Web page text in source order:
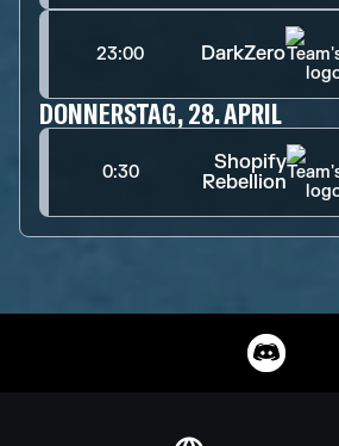
23:00 DarkZero
DONNERSTAG, 28. APRIL
0:30
Shopify
Rebellion